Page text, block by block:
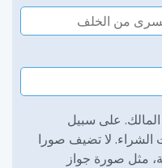
على سبيل
الشراء. لا تضيف صورا
مثل صورة جواز